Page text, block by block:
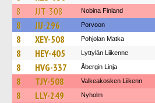
8 JJT-308 Nobina Finland
8 JIJ-296 Porvoon
8 XEY-508 Pohjolan Matka
8 HEY-405 Lyttylän Liikenne
8 HVG-337 Åbergin Linja
8 TJY-508 Valkeakosken Liikenn
8 LLY-249 Nyholm